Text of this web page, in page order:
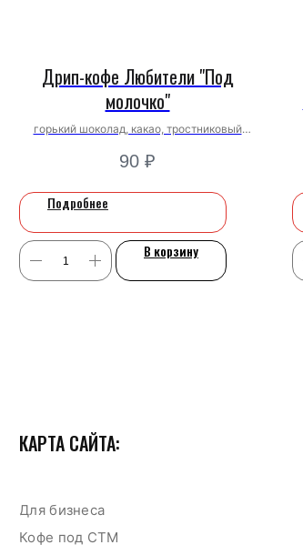
Дрип-кофе Любители "Под
молочко"
горький шоколад, какао, тростниковый
90 ₽
Подробнее
В корзину
КАРТА САЙТА:
Кофе под СТМ
Для бизнеса